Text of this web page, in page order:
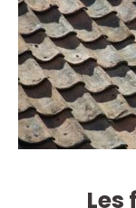
Les